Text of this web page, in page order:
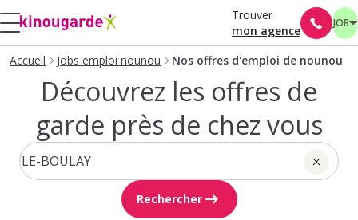
Trouver
mon agence
JOB
Accueil Jobs emploi nounou Nos offres d'emploi de nounou
Découvrez les offres de
garde près de chez vous
Rechercher